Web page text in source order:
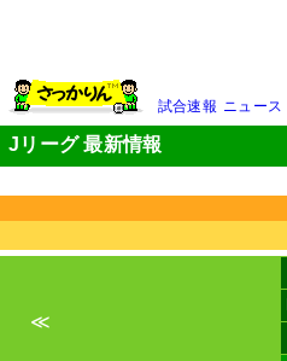
試合速報 ニュース
Jリーグ 最新情報
≪